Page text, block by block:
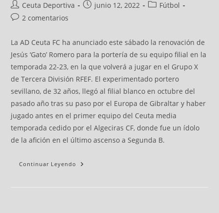
Ceuta Deportiva junio 12, 2022
Fútbol
2 comentarios
La AD Ceuta FC ha anunciado este sábado la renovación de
Jesús ‘Gato’ Romero para la portería de su equipo filial en la
temporada 22-23, en la que volverá a jugar en el Grupo X
de Tercera División RFEF. El experimentado portero
sevillano, de 32 años, llegó al filial blanco en octubre del
pasado año tras su paso por el Europa de Gibraltar y haber
jugado antes en el primer equipo del Ceuta media
temporada cedido por el Algeciras CF, donde fue un ídolo
de la afición en el último ascenso a Segunda B.
Continuar Leyendo